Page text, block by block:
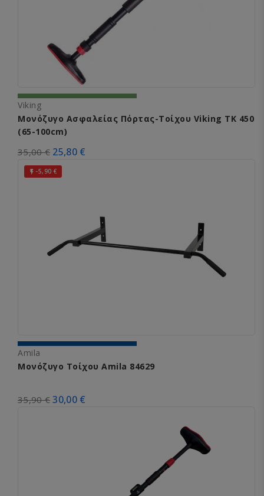
Viking
Μονόζυγο Ασφαλείας Πόρτας-Τοίχου Viking TK 450
(65-100cm)
35,00 € 25,80 €
 -5,90 €
Amila
Μονόζυγο Τοίχου Amila 84629
35,90 € 30,00 €